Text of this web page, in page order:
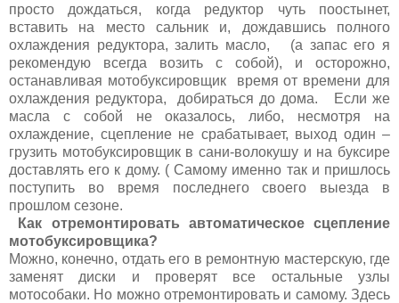
просто дождаться, когда редуктор чуть поостынет,
вставить на место сальник и, дождавшись полного
охлаждения редуктора, залить масло, (а запас его я
рекомендую всегда возить с собой), и осторожно,
останавливая мотобуксировщик время от времени для
охлаждения редуктора, добираться до дома. Если же
масла с собой не оказалось, либо, несмотря на
охлаждение, сцепление не срабатывает, выход один –
грузить мотобуксировщик в сани-волокушу и на буксире
доставлять его к дому. ( Самому именно так и пришлось
поступить во время последнего своего выезда в
прошлом сезоне.
Как отремонтировать автоматическое сцепление
мотобуксировщика?
Можно, конечно, отдать его в ремонтную мастерскую, где
заменят диски и проверят все остальные узлы
мотособаки. Но можно отремонтировать и самому. Здесь